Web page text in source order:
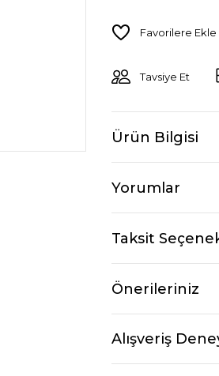
Tavsiye Et
Ürün Bilgisi
Yorumlar
Taksit
Önerileriniz
Alışveriş